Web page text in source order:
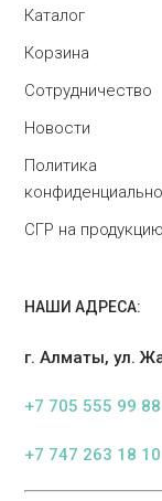
Каталог
Корзина
Сотрудничество
Новости
Политика
СГР на продукцию
НАШИ АДРЕСА:
г. Алматы, ул.
+7 705 555 99 88
+7 747 263 18 10